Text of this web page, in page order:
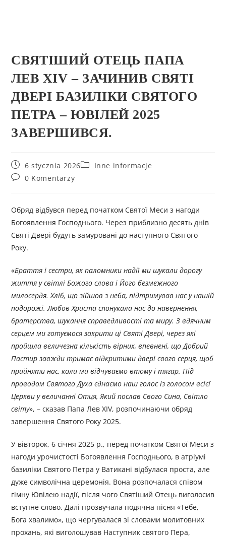
СВЯТІШИЙ ОТЕЦЬ ПАПА
ЛЕВ XIV – ЗАЧИНИВ СВЯТІ
ДВЕРІ БАЗИЛІКИ СВЯТОГО
ПЕТРА – ЮВІЛЕЙ 2025
ЗАВЕРШИВСЯ.
6 stycznia 2026
Inne informacje
0 Komentarzy
Обряд відбувся перед початком Святої Меси з нагоди
Богоявлення Господнього. Через приблизно десять днів
Святі Двері будуть замуровані до наступного Святого
Року.
«Браття і сестри, як паломники надії ми шукали дорогу
життя у світлі Божого слова і Його безмежного
милосердя. Хліб, що зійшов з неба, підтримував нас у нашій
подорожі. Любов Христа спонукала нас до навернення,
братерства, шукання справедливості та миру. З вдячним
серцем ми готуємося закрити ці Святі Двері, через які
пройшла величезна кількість вірних, впевнені, що Добрий
Пастир завжди тримає відкритими двері свого серця, щоб
прийняти нас, коли ми відчуваємо втому і тягар. Під
проводом Святого Духа єднаємо наш голос із голосом всієї
Церкви у величанні Отця, Який послав Свого Сина, Світло
світу», – сказав Папа Лев XIV, розпочинаючи обряд
завершення Святого Року 2025.
У вівторок, 6 січня 2025 р., перед початком Святої Меси з
нагоди урочистості Богоявлення Господнього, в атріумі
базиліки Святого Петра у Ватикані відбулася проста, але
дуже символічна церемонія. Вона розпочалася співом
гімну Ювілею надії, після чого Святіший Отець виголосив
вступне слово. Далі прозвучала подячна пісня «Тебе,
Бога хвалимо», що чергувалася зі словами молитовних
прохань, які виголошував Наступник святого Пера,